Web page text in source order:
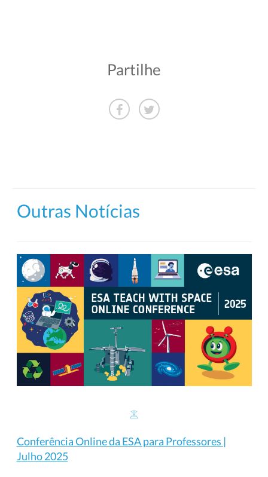
Partilhe
Outras Notícias
Conferência Online da ESA para Professores |
Julho 2025